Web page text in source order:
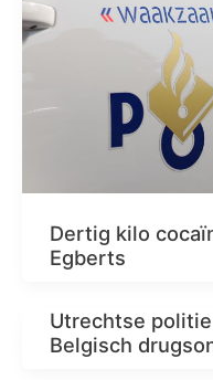
Dertig kilo
Egberts
Utrechtse
Belgisch